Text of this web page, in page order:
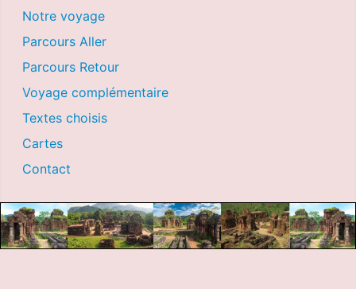
Notre voyage
Parcours Aller
Parcours Retour
Voyage complémentaire
Textes choisis
Cartes
Contact